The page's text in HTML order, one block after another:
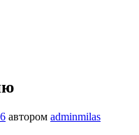
автором adminmilas